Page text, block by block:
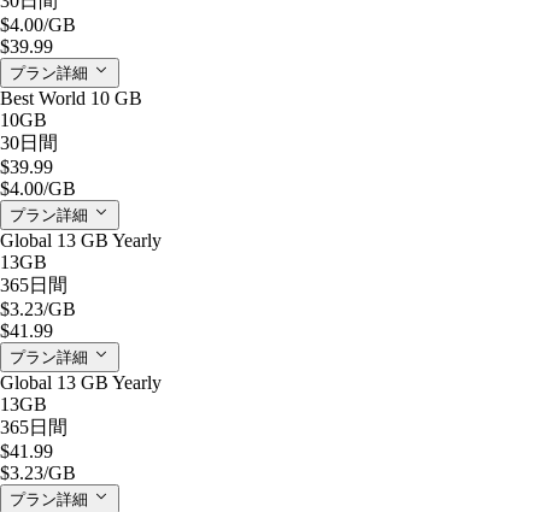
$4.00/GB
$39.99
プラン詳細
Best World 10 GB
10GB
30日間
$39.99
$4.00/GB
プラン詳細
Global 13 GB Yearly
13GB
365日間
$3.23/GB
$41.99
プラン詳細
Global 13 GB Yearly
13GB
365日間
$41.99
$3.23/GB
プラン詳細